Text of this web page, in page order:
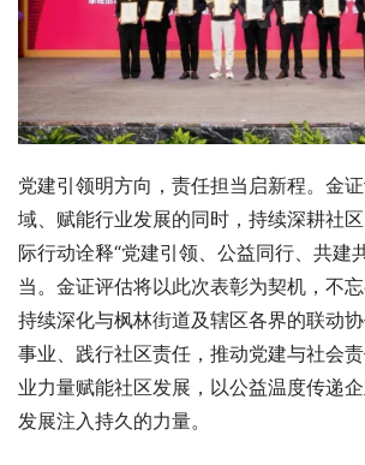
党建引领明方向，责任担当启新程。金
域、赋能行业发展的同时，持续深耕社
际行动诠释“党建引领、公益同行、共建
当。金证评估将以此次表彰为契机，不
持续深化与枫林街道及辖区各界的联动
事业、践行社区责任，推动党建与社会
业力量赋能社区发展，以公益温度传递
发展注入持久的力量。